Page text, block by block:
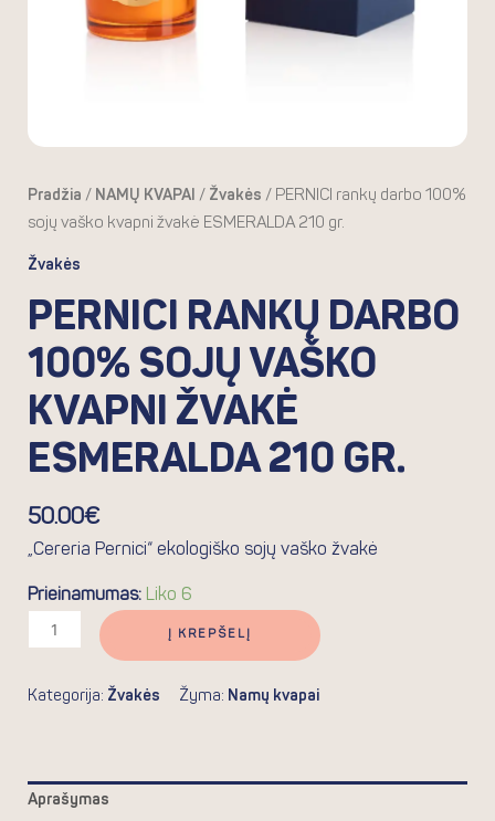
Pradžia / NAMŲ KVAPAI / Žvakės / PERNICI rankų darbo 100%
sojų vaško kvapni žvakė ESMERALDA 210 gr.
Žvakės
PERNICI RANKŲ DARBO
100% SOJŲ VAŠKO
KVAPNI ŽVAKĖ
ESMERALDA 210 GR.
50.00€
„Cereria Pernici“ ekologiško sojų vaško žvakė
Prieinamumas: Liko 6
Į KREPŠELĮ
Kategorija: Žvakės Žyma: Namų kvapai
Aprašymas